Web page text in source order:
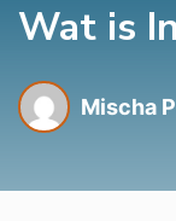
Wat is
Mischa